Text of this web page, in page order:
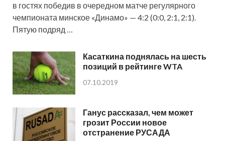
в гостях победив в очередном матче регулярного
чемпионата минское «Динамо» — 4:2 (0:0, 2:1, 2:1).
Пятую подряд …
Касаткина поднялась на шесть
позиций в рейтинге WTA
07.10.2019
Ганус рассказал, чем может
грозит России новое
отстранение РУСАДА